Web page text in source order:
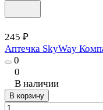
245 ₽
Аптечка SkyWay
0
0
В наличии
В корзину